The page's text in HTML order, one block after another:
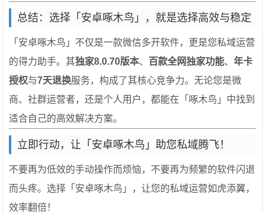
总结：选择「安卓啄木鸟」，就是选择高效与稳定
「安卓啄木鸟」不仅是一款微信多开软件，更是您私域运营
的得力助手。其独家8.0.70版本、 百款全网独家功能、年卡
授权与7天退换服务，构成了其核心竞争力。无论您是微
商、社群运营者，还是个人用户，都能在「啄木鸟」中找到
适合自己的高效解决方案。
立即行动，让「安卓啄木鸟」助您私域腾飞！
不要再为低效的手动操作而烦恼，不要再为频繁的软件闪退
而头疼。选择「安卓啄木鸟」，让您的私域运营如虎添翼，
效率翻倍！